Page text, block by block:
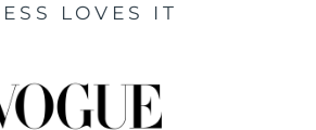
LOVES IT